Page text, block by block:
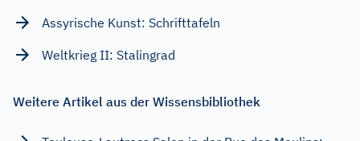
Assyrische Kunst: Schrifttafeln
Weltkrieg II: Stalingrad
Weitere Artikel aus der Wissensbibliothek